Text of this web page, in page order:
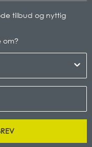
tilbud og nyttig
om?